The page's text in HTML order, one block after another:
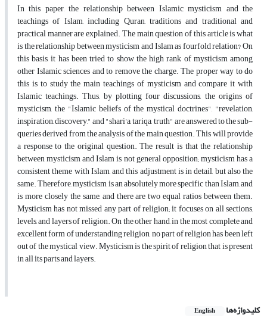
In this paper, the relationship between Islamic mysticism and the
teachings of Islam, including Quran, traditions and traditional and
practical manner are explained. The main question of this article is what
is the relationship between mysticism and Islam as fourfold relation? On
this basis, it has been tried to show the high rank of mysticism among
other Islamic sciences and to remove the charge. The proper way to do
this is to study the main teachings of mysticism and compare it with
Islamic teachings. Thus, by plotting four discussions, the origins of
mysticism, the "Islamic beliefs of the mystical doctrines", "revelation,
inspiration, discovery," and "shari'a, tariqa, truth" are answered to the sub-
queries derived from the analysis of the main question. This will provide
a response to the original question. The result is that the relationship
between mysticism and Islam is not general opposition; mysticism has a
consistent theme with Islam, and this adjustment is in detail, but also the
same. Therefore, mysticism is an absolutely more specific than Islam, and
is more closely the same, and there are two equal ratios between them.
Mysticism has not missed any part of religion; it focuses on all sections,
levels, and layers of religion. On the other hand, in the most complete and
excellent form of understanding religion, no part of religion has been left
out of the mystical view. Mysticism is the spirit of religion that is present
in all its parts and layers.
کلیدواژه‌ها English